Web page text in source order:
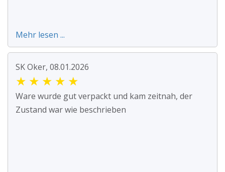
Mehr lesen ...
SK Oker, 08.01.2026
★ ★ ★ ★ ★
Ware wurde gut verpackt und kam zeitnah, der
Zustand war wie beschrieben